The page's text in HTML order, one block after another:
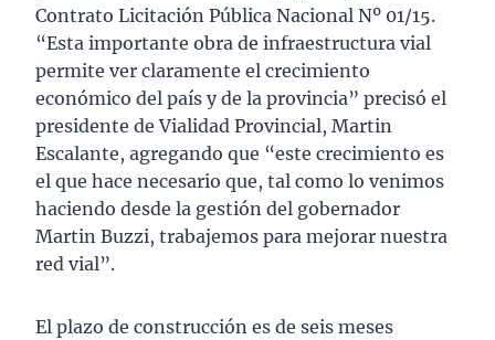
Contrato Licitación Pública Nacional Nº 01/15.
“Esta importante obra de infraestructura vial
permite ver claramente el crecimiento
económico del país y de la provincia” precisó el
presidente de Vialidad Provincial, Martin
Escalante, agregando que “este crecimiento es
el que hace necesario que, tal como lo venimos
haciendo desde la gestión del gobernador
Martin Buzzi, trabajemos para mejorar nuestra
red vial”.
El plazo de construcción es de seis meses